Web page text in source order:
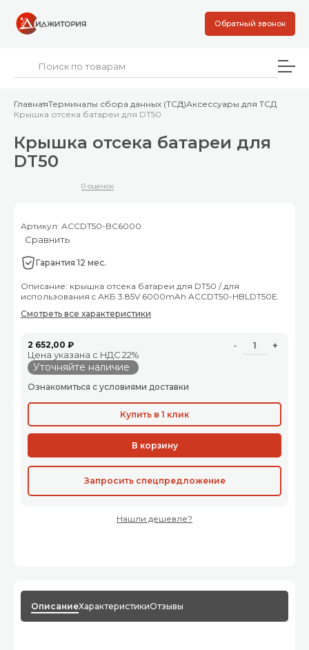
Обратный звонок
ГлавнаяТерминалы сбора данных (ТСД)Аксессуары для ТСД
Крышка отсека батареи для DT50
Крышка отсека батареи для
DT50
0 оценок
Артикул: ACCDT50-BC6000
Сравнить
Гарантия 12 мес.
Описание: крышка отсека батареи для DT50 / для
использования c АКБ 3.85V 6000mAh ACCDT50-HBLDT50E.
Смотреть все характеристики
2 652,00 ₽
Цена указана с НДС 22%
Уточняйте наличие
- +
Ознакомиться с условиями доставки
Купить в 1 клик
В корзину
Запросить спецпредложение
Нашли дешевле?
ОписаниеХарактеристикиОтзывы